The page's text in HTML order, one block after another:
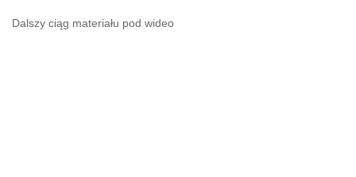
Dalszy ciąg materiału pod wideo